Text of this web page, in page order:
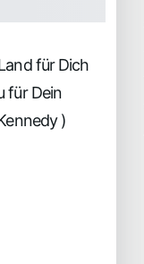
für Dich
für Dein
)